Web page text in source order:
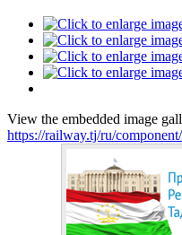
View the embedded image
https://railway.tj/ru/